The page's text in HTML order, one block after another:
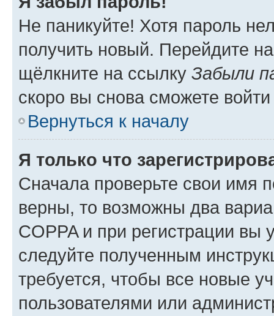
Не паникуйте! Хотя пароль
получить новый. Перейдите
щёлкните на ссылку Забыли
скоро вы снова сможете
Вернуться к началу
Я только что
Сначала проверьте свои имя
верны, то возможны два
COPPA и при регистрации вы
следуйте полученным
требуется, чтобы все новые
пользователями или